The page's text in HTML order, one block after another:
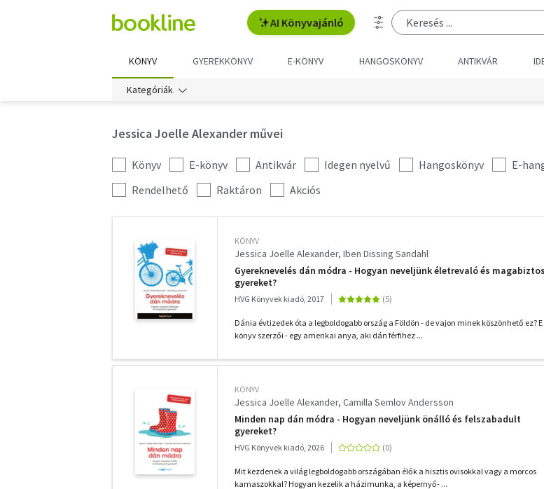
AI Könyvajánló
KÖNYV GYEREKKÖNYV E-KÖNYV HANGOSKÖNYV ANTIKVÁR
Kategóriák
Jessica Joelle Alexander művei
Kategória
szűrés
Könyv E-könyv Antikvár Idegen nyelvű Hangoskönyv E-
További
szűrők
Rendelhető Raktáron Akciós
KÖNYV
Jessica Joelle Alexander Iben Dissing Sandahl
Gyereknevelés dán módra - Hogyan neveljünk életrevaló és magabiztos
gyereket?
HVG Könyvek kiadó, 2017
Dánia évtizedek óta a legboldogabb ország a Földön - de vajon minek köszönhető ez? E
könyv szerzői - egy amerikai anya, aki dán férfihez ...
KÖNYV
Jessica Joelle Alexander Camilla Semlov Andersson
Minden nap dán módra - Hogyan neveljünk önálló és felszabadult
gyereket?
HVG Könyvek kiadó, 2026
Mit kezdenek a világ legboldogabb országában élők a hisztis ovisokkal vagy a morcos
kamaszokkal? Hogyan kezelik a házimunka, a képernyő- ...